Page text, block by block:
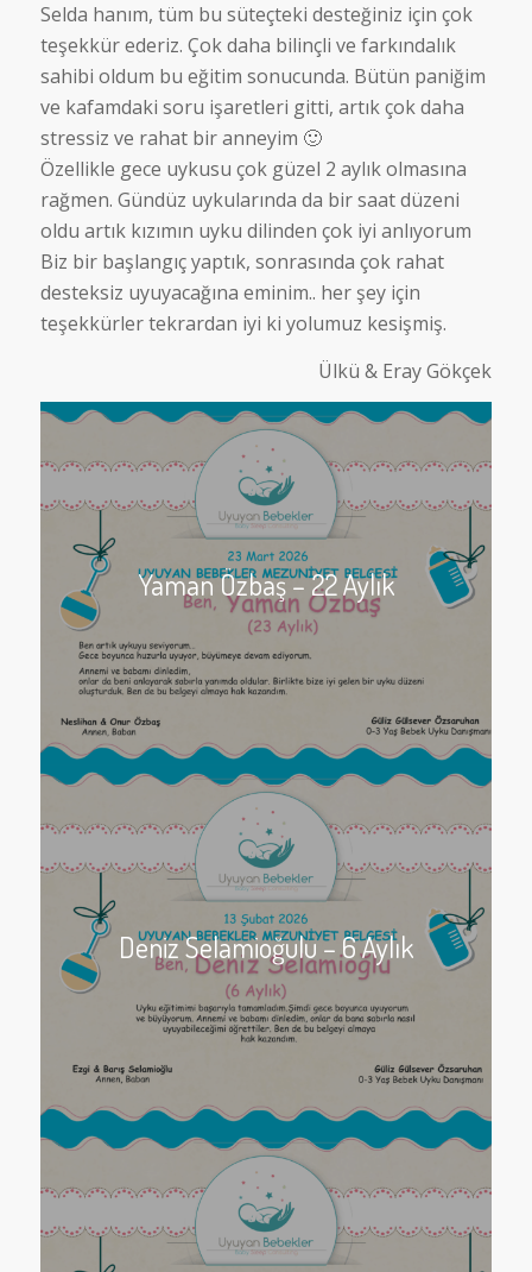
Selda hanım, tüm bu süteçteki desteğiniz için çok
teşekkür ederiz. Çok daha bilinçli ve farkındalık
sahibi oldum bu eğitim sonucunda. Bütün paniğim
ve kafamdaki soru işaretleri gitti, artık çok daha
stressiz ve rahat bir anneyim 🙂
Özellikle gece uykusu çok güzel 2 aylık olmasına
rağmen. Gündüz uykularında da bir saat düzeni
oldu artık kızımın uyku dilinden çok iyi anlıyorum
Biz bir başlangıç yaptık, sonrasında çok rahat
desteksiz uyuyacağına eminim.. her şey için
teşekkürler tekrardan iyi ki yolumuz kesişmiş.
Ülkü & Eray Gökçek
Yaman Özbaş – 22 Aylık
Deniz Selamioğulu – 6 Aylık